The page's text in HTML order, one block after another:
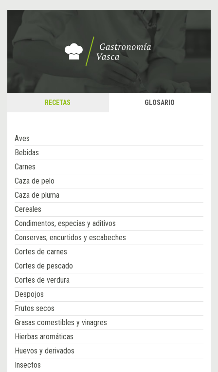
RECETAS GLOSARIO
Aves
Bebidas
Carnes
Caza de pelo
Caza de pluma
Cereales
Condimentos, especias y aditivos
Conservas, encurtidos y escabeches
Cortes de carnes
Cortes de pescado
Cortes de verdura
Despojos
Frutos secos
Grasas comestibles y vinagres
Hierbas aromáticas
Huevos y derivados
Insectos